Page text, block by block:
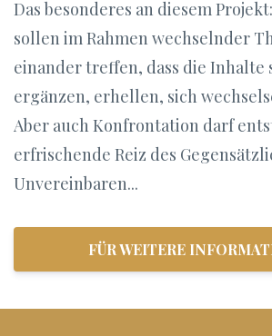
sollen im Rahmen wechselnder
einander treffen, dass die Inhalte
ergänzen, erhellen, sich
Aber auch Konfrontation darf
erfrischende Reiz des
Unvereinbaren...
FÜR WEITERE